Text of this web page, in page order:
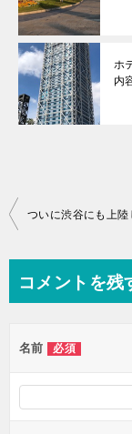
ホ
内
投
ビ
ー
シ
ョ
コメントを残
名前 必須